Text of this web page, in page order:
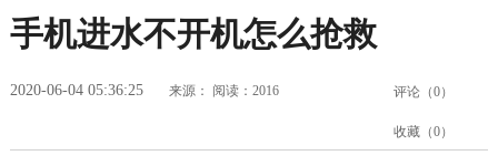
手机进水不开机怎么抢救
2020-06-04 05:36:25 来源： 阅读：2016 评论（0）
收藏（0）